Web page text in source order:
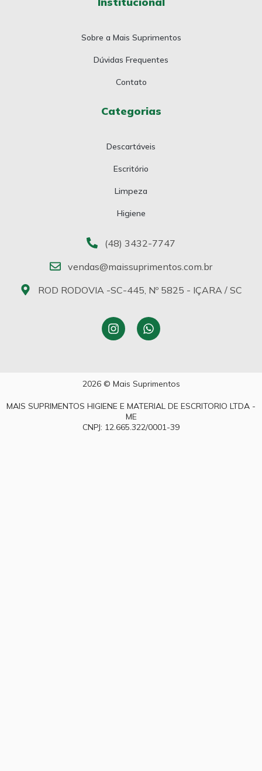
Sobre a Mais Suprimentos
Dúvidas Frequentes
Contato
Categorias
Descartáveis
Escritório
Limpeza
Higiene
(48) 3432-7747
vendas@maissuprimentos.com.br
ROD RODOVIA -SC-445, Nº 5825 - IÇARA / SC
2026 © Mais Suprimentos
MAIS SUPRIMENTOS HIGIENE E MATERIAL DE ESCRITORIO LTDA -
ME
CNPJ: 12.665.322/0001-39